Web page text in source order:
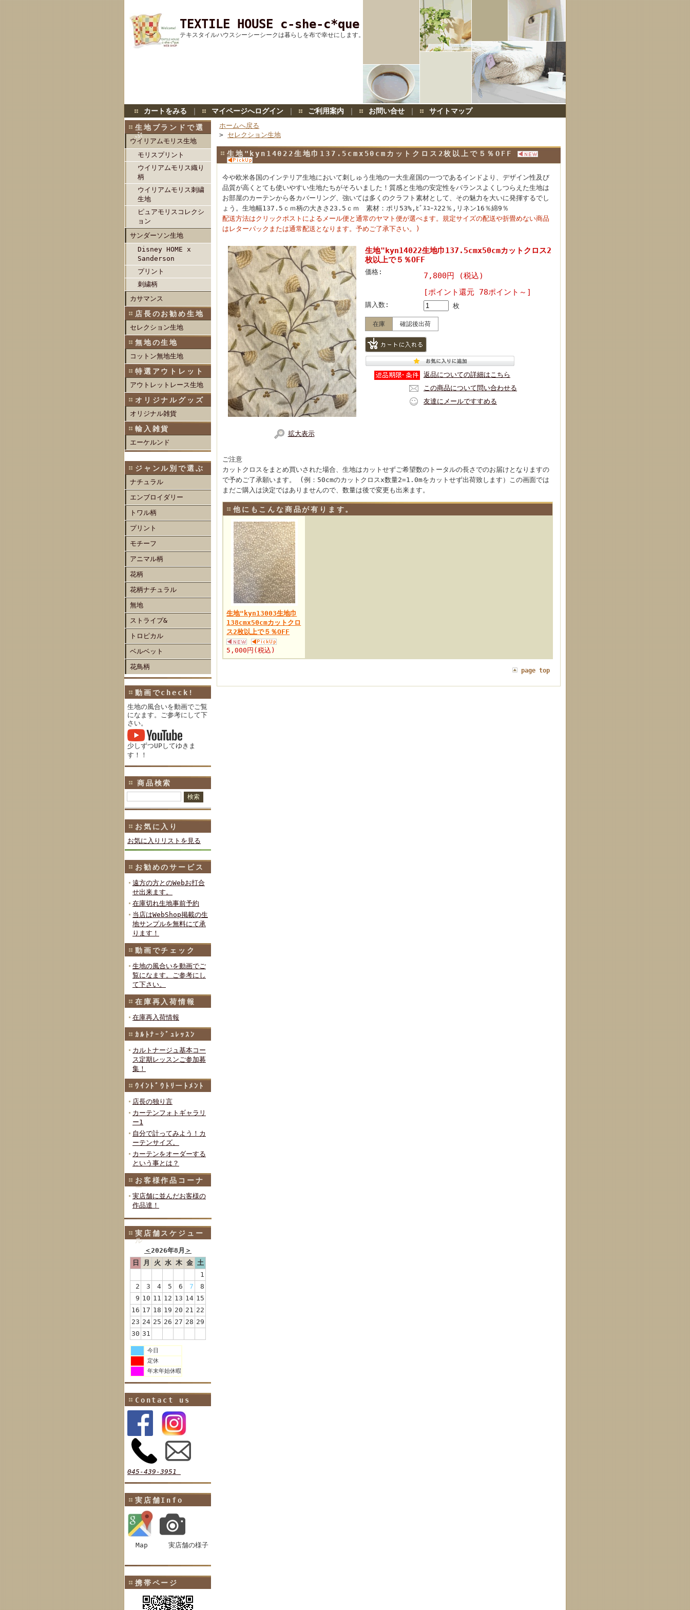
TEXTILE HOUSE c-she-c*que
テキスタイルハウスシーシーシークは暮らしを布で幸せにします。
カートをみる ｜ マイページへログイン ｜ ご利用案内 ｜ お問い合せ ｜
サイトマップ
生地ブランドで選
ぶ
ウイリアムモリス生地
モリスプリント
ウイリアムモリス織り
柄
ウイリアムモリス刺繍
生地
ピュアモリスコレクシ
ョン
サンダーソン生地
Disney HOME x
Sanderson
プリント
刺繍柄
カサマンス
店長のお勧め生地
セレクション生地
無地の生地
コットン無地生地
特選アウトレット
アウトレットレース生地
オリジナルグッズ
オリジナル雑貨
輸入雑貨
エーケルンド
ジャンル別で選ぶ
ナチュラル
エンブロイダリー
トワル柄
プリント
モチーフ
アニマル柄
花柄
花柄ナチュラル
無地
ストライプ&
トロピカル
ベルベット
花鳥柄
動画でcheck!
生地の風合いを動画でご覧
になます。ご参考にして下
さい。
少しずつUPしてゆきま
す！！
商品検索
お気に入り
お気に入りリストを見る
お勧めのサービス
遠方の方とのWebお打合
せ出来ます。
在庫切れ生地事前予約
当店はWebShop掲載の生
地サンプルを無料にて承
ります！
動画でチェック
生地の風合いを動画でご
覧になます。ご参考にし
て下さい。
在庫再入荷情報
在庫再入荷情報
ｶﾙﾄﾅｰｼﾞｭﾚｯｽﾝ
カルトナージュ基本コー
ス定期レッスンご参加募
集！
ｳｲﾝﾄﾞｳﾄﾘーﾄﾒﾝﾄ
店長の独り言
カーテンフォトギャラリ
ー1
自分で計ってみよう！カ
ーテンサイズ。
カーテンをオーダーする
という事とは？
お客様作品コーナ
ー
実店舗に並んだお客様の
作品達！
実店舗スケジュー
ル
＜2026年8月 ＞
日
月 火 水 木 金 土
1
2
3 4 5 6 7
8
9 10 11 12 13 14 15
16 17 18 19 20 21 22
23 24 25 26 27 28 29
30 31
今日
定休
年末年始休暇
Contact us
045-439-3951
実店舗Info
Map 実店舗の様子
携帯ページ
ホームへ戻る
> セレクション生地
生地"kyn14022生地巾137.5cmx50cmカットクロス2枚以上で５％OFF
今や欧米各国のインテリア生地において刺しゅう生地の一大生産国の一つであるインドより、デザイン性及び
品質が高くとても使いやすい生地たちがそろいました！質感と生地の安定性をバランスよくしつらえた生地は
お部屋のカーテンから各カバーリング、強いては多くのクラフト素材として、その魅力を大いに発揮するでし
ょう。生地幅137.5ｃｍ柄の大きさ23.5ｃｍ 素材：ポリ53%,ﾋﾞｽｺｰｽ22％,リネン16％綿9％
配送方法はクリックポストによるメール便と通常のヤマト便が選べます。規定サイズの配送や折畳めない商品
はレターパックまたは通常配送となります。予めご了承下さい。)
拡大表示
生地"kyn14022生地巾137.5cmx50cmカットクロス2
枚以上で５％OFF
価格:
7,800円 (税込)
[ポイント還元 78ポイント～]
購入数: 枚
在庫 確認後出荷
返品についての詳細はこちら
この商品について問い合わせる
友達にメールですすめる
ご注意
カットクロスをまとめ買いされた場合、生地はカットせずご希望数のトータルの長さでのお届けとなりますの
で予めご了承願います。 (例：50cmのカットクロスx数量2=1.0mをカットせず出荷致します）この画面では
まだご購入は決定ではありませんので、数量は後で変更も出来ます。
他にもこんな商品が有ります。
生地"kyn13003生地巾
138cmx50cmカットクロ
ス2枚以上で５％OFF
5,000円(税込)
page top